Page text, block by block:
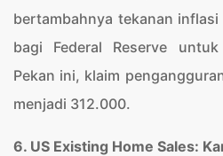
bertambahnya tekanan
bagi Federal Reserve
Pekan ini, klaim
menjadi 312.000.
6. US Existing Home Sales: